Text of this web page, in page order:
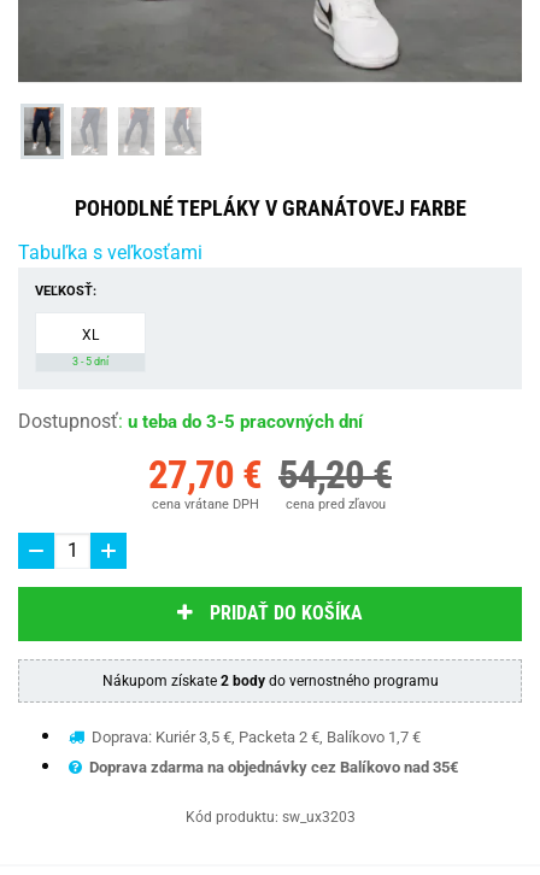
POHODLNÉ TEPLÁKY V GRANÁTOVEJ FARBE
Tabuľka s veľkosťami
VEĽKOSŤ:
XL
3 - 5 dní
Dostupnosť: u teba do 3-5 pracovných dní
27,70 €
cena vrátane DPH
54,20 €
cena pred zľavou
PRIDAŤ DO KOŠÍKA
Nákupom získate 2 bodydo vernostného programu
Doprava: Kuriér 3,5 €, Packeta 2 €, Balíkovo 1,7 €
Doprava zdarma na objednávky cez Balíkovo nad 35€
Kód produktu: sw_ux3203